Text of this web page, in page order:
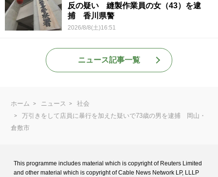
反の疑い 縫製作業員の女（43）を逮
捕 香川県警
2026/8/8(土)16:51
ニュース記事一覧
ホーム ニュース
社会
万引きをして店員に暴行を加えた疑いで73歳の男を逮捕 岡山・
倉敷市
This programme includes material which is copyright of Reuters Limited
and other material which is copyright of Cable News Network LP, LLLP